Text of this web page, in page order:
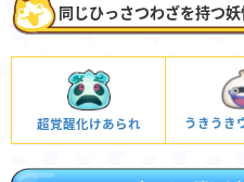
同じひっさつわざを持つ
超覚醒化けあられ うきうき